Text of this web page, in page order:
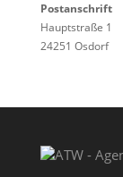
Postanschrift
Hauptstraße 1
24251 Osdorf